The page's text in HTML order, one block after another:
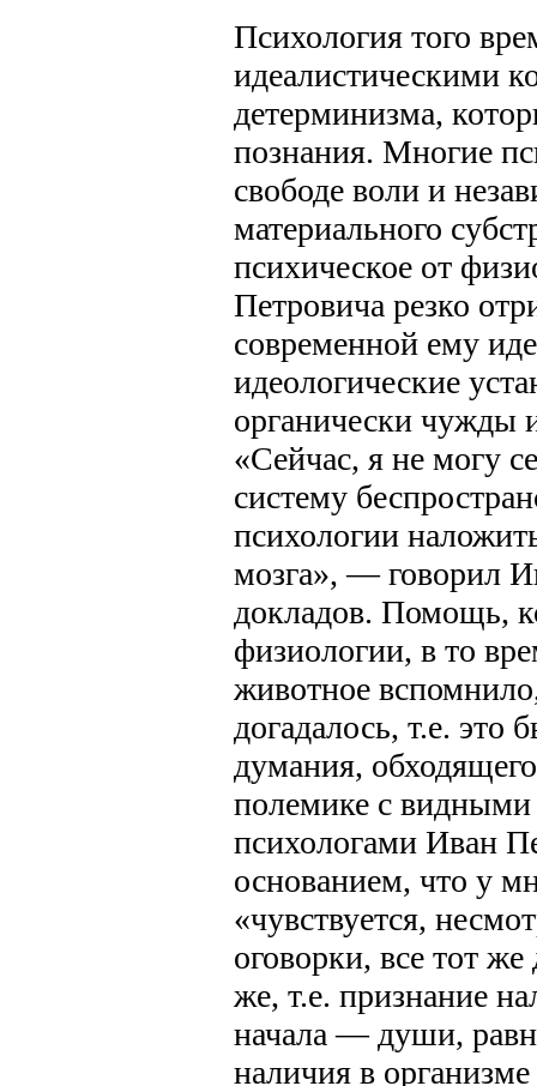
Психология того
идеалистическими
детерминизма,
познания. Многие
свободе воли и
материального
психическое от
Петровича резко
современной ему
идеологические
органически чужды
«Сейчас, я не могу
систему
психологии
мозга», — говорил
докладов. Помощь,
физиологии, в то
животное
догадалось, т.е. это
думания,
полемике с
психологами Иван
основанием, что у
«чувствуется,
оговорки, все тот
же, т.е. признание
начала — души,
наличия в